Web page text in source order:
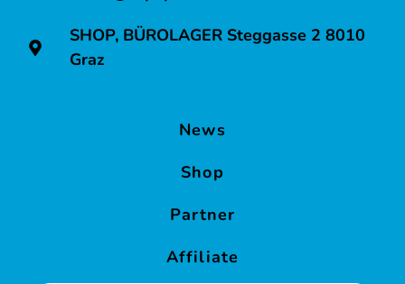
SHOP, BÜROLAGER Steggasse 2 8010
Graz
News
Shop
Partner
Affiliate